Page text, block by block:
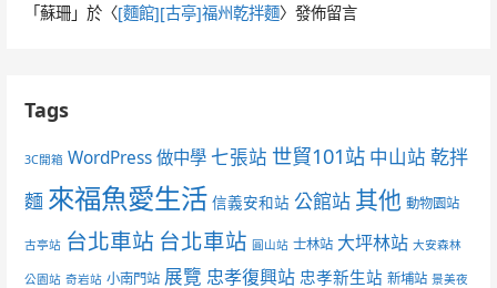
「蘇珊 」於〈[麵館][古亭]福州乾拌麵〉發佈留言
Tags
3C開箱 WordPress 做中學 七張站 世貿101站 中山站 乾拌
麵 來福魚愛生活 信義安和站 公館站 其他 動物園站
古亭站 台北車站 台北車站 圓山站 士林站 大坪林站 大安森林
公園站 奇岩站 小南門站 展覽 忠孝復興站 忠孝新生站 新埔站 景美夜